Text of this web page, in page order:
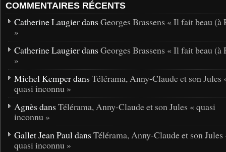
COMMENTAIRES RÉCENTS
Catherine Laugier dans Georges Brassens « Il fait beau (à
»
Catherine Laugier dans Georges Brassens « Il fait beau (à
»
Michel Kemper dans Télérama, Anny-Claude et son Jules
quasi inconnu »
Agnès dans Télérama, Anny-Claude et son Jules « quasi
inconnu »
Gallet Jean Paul dans Télérama, Anny-Claude et son Jules
quasi inconnu »